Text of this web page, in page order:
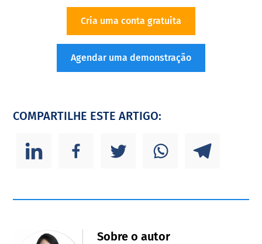
Cria uma conta gratuita
Agendar uma demonstração
COMPARTILHE ESTE ARTIGO:
Sobre o autor